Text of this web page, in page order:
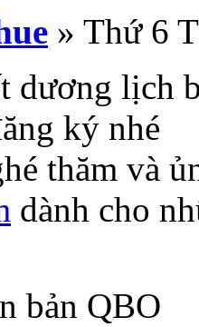
» Thứ 6
dương lịch
ký nhé
thăm và
dành cho
bản QBO